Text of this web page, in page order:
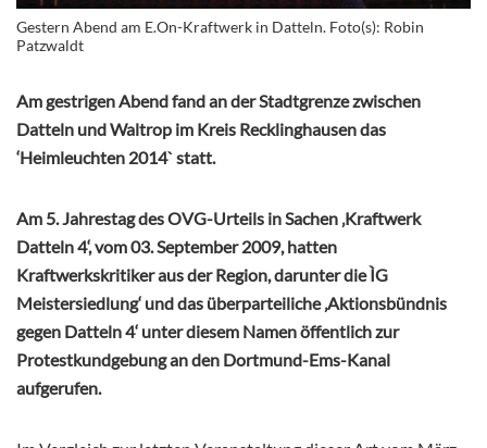
Gestern Abend am E.On-Kraftwerk in Datteln. Foto(s): Robin
Patzwaldt
Am gestrigen Abend fand an der Stadtgrenze zwischen
Datteln und Waltrop im Kreis Recklinghausen das
‘Heimleuchten 2014` statt.
Am 5. Jahrestag des OVG-Urteils in Sachen ‚Kraftwerk
Datteln 4‘, vom 03. September 2009, hatten
Kraftwerkskritiker aus der Region, darunter die ÌG
Meistersiedlung‘ und das überparteiliche ‚Aktionsbündnis
gegen Datteln 4‘ unter diesem Namen öffentlich zur
Protestkundgebung an den Dortmund-Ems-Kanal
aufgerufen.